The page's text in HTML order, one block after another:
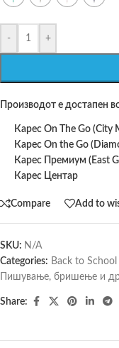
- +
Производот е достапен
Карес On The Go (City
Карес On the Go
Карес Премиум (East
Карес Центар
Compare Add to
SKU: N/A
Categories: Back to
Пишување, бришење и
Share: